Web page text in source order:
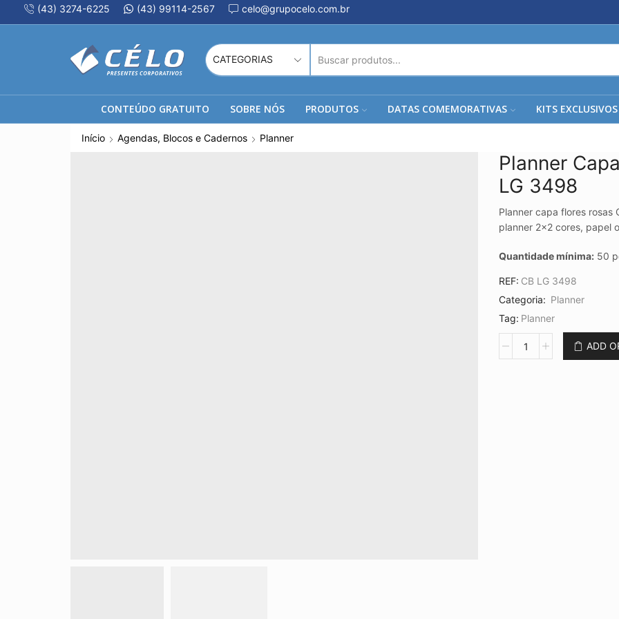
(43) 3274-6225 (43) 99114-2567 celo@grupocelo.com.br
DE
PESQUISA
CONTEÚDO GRATUITO SOBRE NÓS PRODUTOS DATAS COMEMORATIVAS KITS EXCLUSIVOS
Início Agendas, Blocos e Cadernos Planner
Planner
LG 3498
Planner capa flores rosas
planner 2×2 cores, papel
Quantidade mínima: 50
REF: CB LG 3498
Categoria: Planner
Tag: Planner
ADD